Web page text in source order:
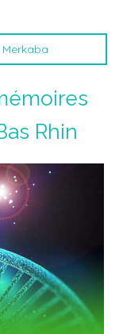
Rhin